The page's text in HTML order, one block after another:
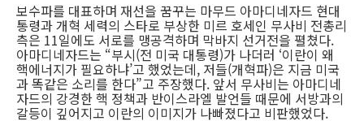
보수파를 대표하며 재선을 꿈꾸는 마무드 아마디네자드 현대
통령과 개혁 세력의 스타로 부상한 미르 호세인 무사비 전총리
측은 11일에도 서로를 맹공격하며 막바지 선거전을 펼쳤다.
아마디네자드는 “부시(전 미국 대통령)가 나더러 ‘이란이 왜
핵에너지가 필요하냐’고 했었는데, 저들(개혁파)은 지금 미국
과 똑같은 소리를 한다”고 주장했다. 앞서 무사비는 아마디네
자드의 강경한 핵 정책과 반이스라엘 발언들 때문에 서방과의
갈등이 깊어지고 이란의 이미지가 나빠졌다고 비판했었다.